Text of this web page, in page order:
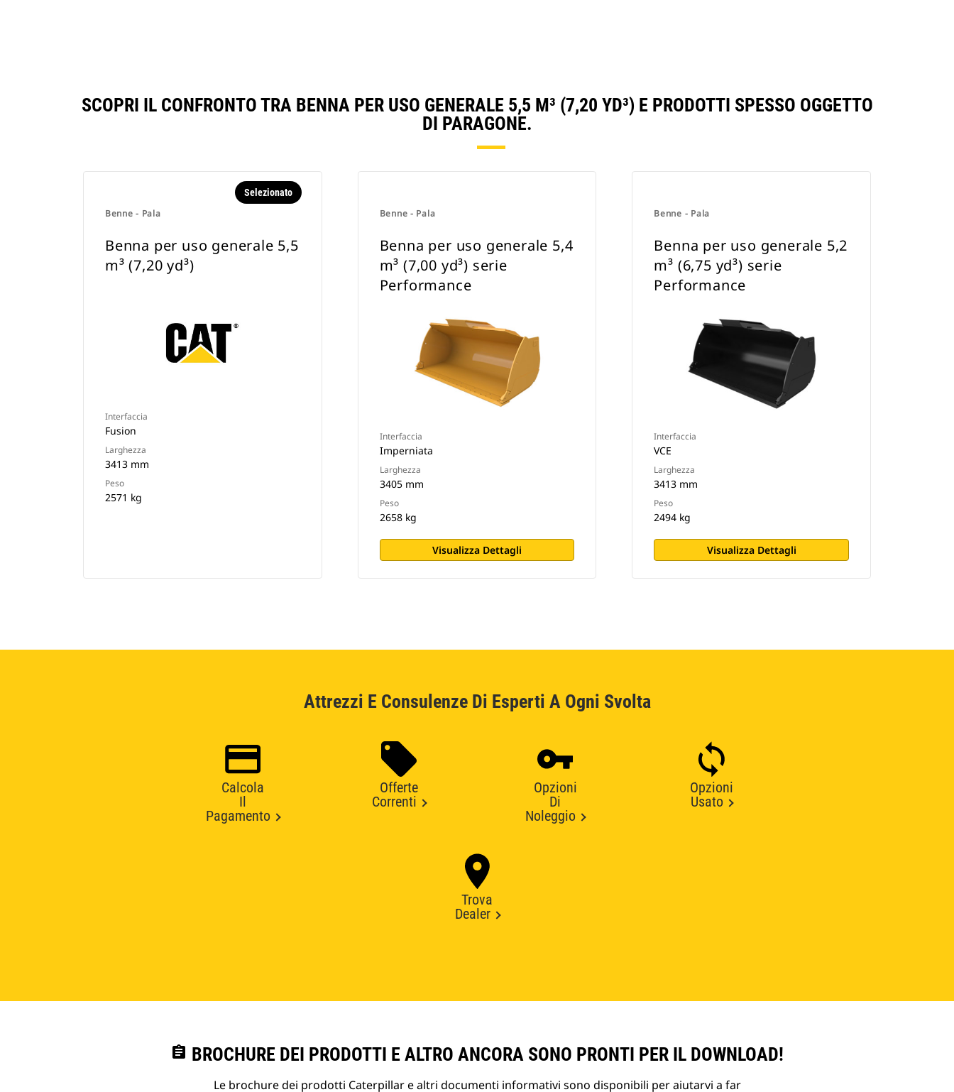
SCOPRI IL CONFRONTO TRA BENNA PER USO GENERALE 5,5 M³ (7,20 YD³) E PRODOTTI SPESSO OGGETTO
DI PARAGONE.
Benne - Pala
Selezionato
Benna per uso generale 5,5
m³ (7,20 yd³)
Interfaccia
Fusion
Larghezza
3413 mm
Peso
2571 kg
Benne - Pala
Benna per uso generale 5,4
m³ (7,00 yd³) serie
Performance
Interfaccia
Imperniata
Larghezza
3405 mm
Peso
2658 kg
Visualizza Dettagli
Benne - Pala
Benna per uso generale 5,2
m³ (6,75 yd³) serie
Performance
Interfaccia
VCE
Larghezza
3413 mm
Peso
2494 kg
Visualizza Dettagli
Attrezzi E Consulenze Di Esperti A Ogni Svolta
Calcola
Il
Pagamento
Offerte
Correnti
Opzioni
Di
Noleggio
Opzioni
Usato
Trova
Dealer
assignment BROCHURE DEI PRODOTTI E ALTRO ANCORA SONO PRONTI PER IL DOWNLOAD!
Le brochure dei prodotti Caterpillar e altri documenti informativi sono disponibili per aiutarvi a far